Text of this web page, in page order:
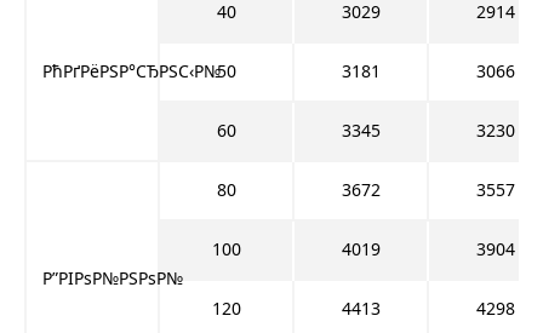
РћРґРёРЅР°СЂРЅС‹Р№
40 3029 2914
50 3181 3066
60 3345 3230
Р”РІРѕР№РЅРѕР№
80 3672 3557
100 4019 3904
120 4413 4298